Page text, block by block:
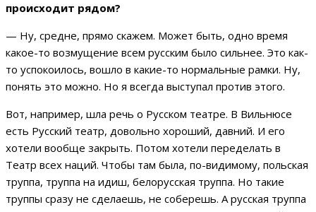
происходит рядом?
— Ну, средне, прямо скажем. Может быть, одно время
какое-то возмущение всем русским было сильнее. Это как-
то успокоилось, вошло в какие-то нормальные рамки. Ну,
понять это можно. Но я всегда выступал против этого.
Вот, например, шла речь о Русском театре. В Вильнюсе
есть Русский театр, довольно хороший, давний. И его
хотели вообще закрыть. Потом хотели переделать в
Театр всех наций. Чтобы там была, по-видимому, польская
труппа, труппа на идиш, белорусская труппа. Но такие
труппы сразу не сделаешь, не соберешь. А русская труппа